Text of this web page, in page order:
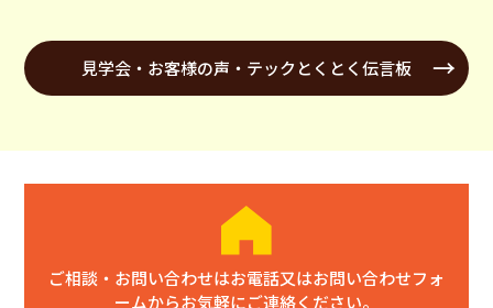
見学会・お客様の声・テックとくとく伝言板
ご相談・お問い合わせはお電話又はお問い合わせフォ
ームからお気軽にご連絡ください。